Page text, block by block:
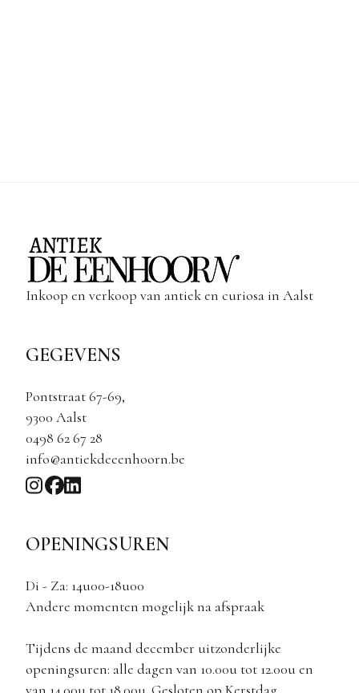
Inkoop en verkoop van antiek en curiosa in Aalst
GEGEVENS
Pontstraat 67-69,
9300 Aalst
0498 62 67 28
info@antiekdeeenhoorn.be
OPENINGSUREN
Di - Za: 14u00-18u00
Andere momenten mogelijk na afspraak
Tijdens de maand december uitzonderlijke
openingsuren: alle dagen van 10.00u tot 12.00u en